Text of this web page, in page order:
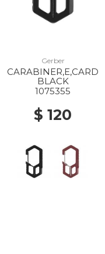
Gerber
CARABINER,E,CARD
BLACK
1075355
$ 120